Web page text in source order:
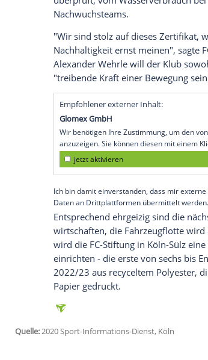
Der 1. FC Köln ist für sein
ausgezeichnet worden.
Köln(SID) - Als erster
Nachhaltiger Wirtschaften",
(ZNU) derUniversität
überprüft, vom
Nachwuchsteams.
"Wir sind stolz auf dieses
Nachhaltigkeit ernst
Alexander Wehrlewill der
"treibende Kraft einer
Empfohlener externer Inhalt:
Glomex GmbH
Wir benötigen Ihre Zustimmung,